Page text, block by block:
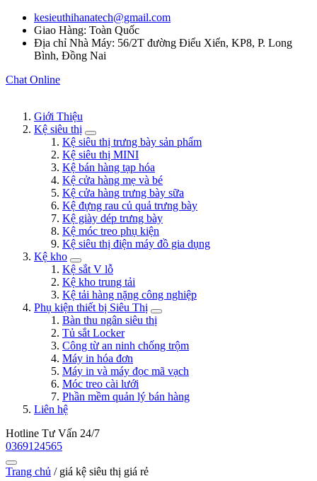
kesieuthihanatech@gmail.com
Giao Hàng: Toàn Quốc
Địa chỉ Nhà Máy: 56/2T đường Điểu Xiển, KP8, P. Long
Bình, Đồng Nai
Chat Online
Giới Thiệu
Kệ siêu thị
Kệ siêu thị trưng bày sản phẩm
Kệ siêu thị MINI
Kệ bán hàng tạp hóa
Kệ cửa hàng mẹ và bé
Kệ cửa hàng trưng bày sữa
Kệ đựng rau củ quả trưng bày
Kệ giày dép trưng bày
Kệ móc treo phụ kiện
Kệ siêu thị điện máy đồ gia dụng
Kệ kho
Kệ sắt V lỗ
Kệ kho trung tải
Kệ tải hàng nặng công nghiệp
Phụ kiện thiết bị Siêu Thị
Bàn thu ngân siêu thị
Tủ sắt Locker
Công từ an ninh chống trộm
Máy in hóa đơn
Máy in và máy đọc mã vạch
Móc treo cài lưới
Phần mềm quản lý bán hàng
Liên hệ
Hotline Tư Vấn 24/7
0369124565
Trang chủ / giá kệ siêu thị giá rẻ